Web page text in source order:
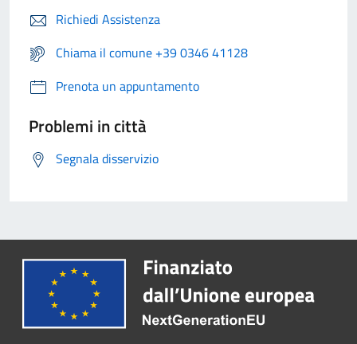
Richiedi Assistenza
Chiama il comune +39 0346 41128
Prenota un appuntamento
Problemi in città
Segnala disservizio